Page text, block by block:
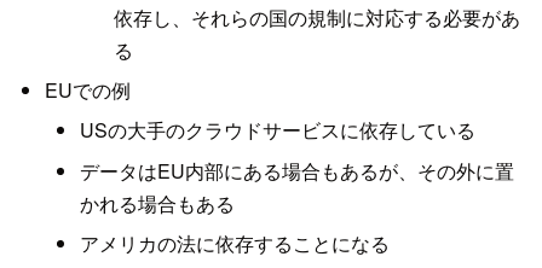
依存し、それらの国の規制に対応する必要があ
る
EUでの例
USの大手のクラウドサービスに依存している
データはEU内部にある場合もあるが、その外に置
かれる場合もある
アメリカの法に依存することになる